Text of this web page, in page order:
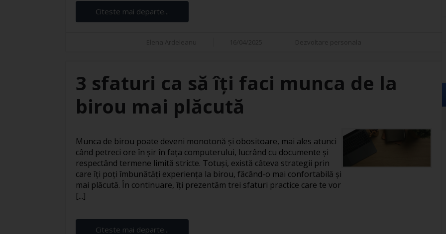
Citeste mai departe...
3 sfaturi ca să îți faci munca de la
birou mai plăcută
Munca de birou poate deveni monotonă și obositoare, mai ales atunci
când petreci ore în șir în fața computerului, lucrând cu documente și
respectând termene limită stricte. Totuși, există câteva strategii prin
care îți poți îmbunătăți experiența la birou, făcând-o mai confortabilă și
mai plăcută. În continuare, îți prezentăm trei sfaturi practice care te vor
[...]
Citeste mai departe...